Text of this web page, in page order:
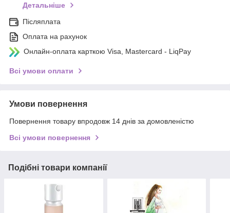
Детальніше
Післяплата
Оплата на рахунок
Онлайн-оплата карткою Visa, Mastercard - LiqPay
Всі умови оплати
Умови повернення
Повернення товару впродовж 14 днів за домовленістю
Всі умови повернення
Подібні товари компанії